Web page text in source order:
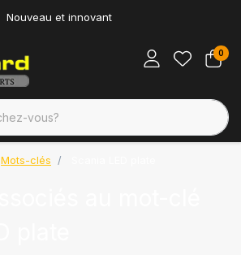
Nouveau et innovant
0
Mots-clés